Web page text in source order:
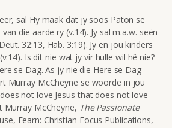
sal Hy maak dat jy soos Paton se
die aarde ry (v.14). Jy sal m.a.w. seën
32:13, Hab. 3:19). Jy en jou kinders
Is dit nie wat jy vir hulle wil hê nie?
se Dag. As jy nie die Here se Dag
Murray McCheyne se woorde in jou
not love Jesus that does not love
Murray McCheyne, The Passionate
Fearn: Christian Focus Publications,